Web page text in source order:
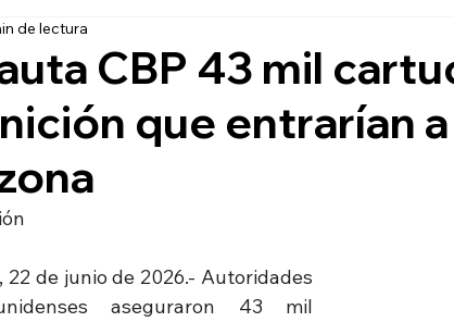
CBP 43 mil
que entrarían
de lectura
22 de junio de 2026.- Autoridades
aseguraron 43 mil